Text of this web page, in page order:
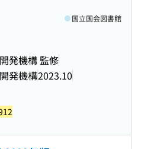
発機構 監修
発機構2023.10
国立国会図書館